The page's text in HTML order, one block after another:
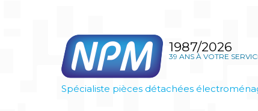
1987/2026
39 ANS À VOTRE
Spécialiste pièces détachées